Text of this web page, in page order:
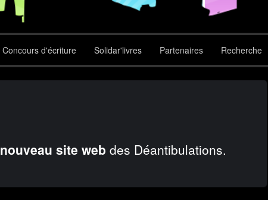
Concours d'écriture Solidar'livres Partenaires Recherche
nouveau site web des Déantibulations.